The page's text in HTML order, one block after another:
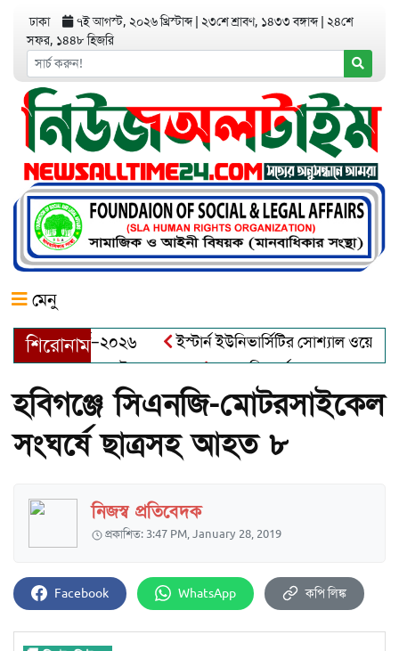
ঢাকা ৭ই আগস্ট, ২০২৬ খ্রিস্টাব্দ ২৩শে শ্রাবণ, ১৪৩৩ বঙ্গাব্দ ২৪শে
সফর, ১৪৪৮ হিজরি
মেনু
শিরোনাম
অ্যাওয়ার্ড–২০২৬
ইস্টার্ন ইউনিভার্সিটির সোশ্যাল
খালেক এর ইন্তেকাল
আত্মশুদ্ধি অর্জন ও অশুভকে বর্জন করে
হবিগঞ্জে সিএনজি-মোটরসাইকেল
সংঘর্ষে ছাত্রসহ আহত ৮
নিজস্ব প্রতিবেদক
প্রকাশিত: 3:47 PM, January 28, 2019
Facebook WhatsApp কপি লিঙ্ক